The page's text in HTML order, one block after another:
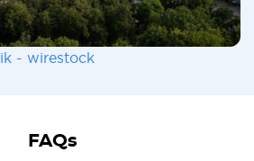
- wirestock
FAQs